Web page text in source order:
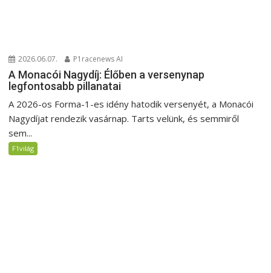
2026.06.07. P1racenews AI
A Monacói Nagydíj: Élőben a versenynap
legfontosabb pillanatai
A 2026-os Forma-1-es idény hatodik versenyét, a Monacói
Nagydíjat rendezik vasárnap. Tarts velünk, és semmiről
sem...
F1világ